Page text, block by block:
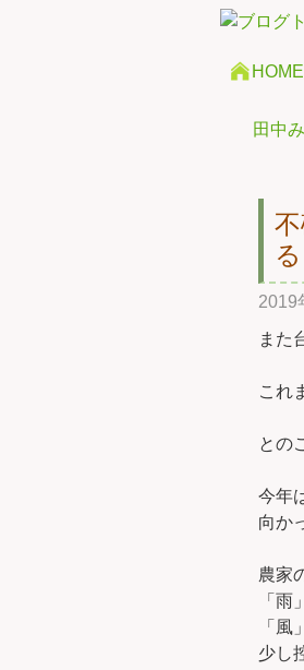
HOME
田中
2019
また
これ
との
今年
向か
農家
「雨
「
少し